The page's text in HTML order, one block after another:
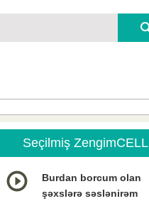
Seçilmiş ZengimCELL
Burdan borcum olan
şəxslərə səslənirəm